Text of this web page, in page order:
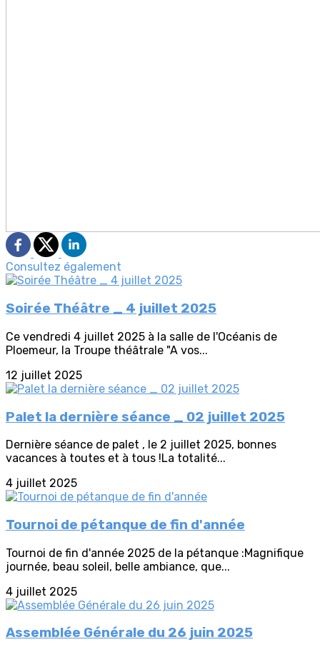
Consultez également
Soirée Théâtre _ 4 juillet 2025
Ce vendredi 4 juillet 2025 à la salle de l'Océanis de
Ploemeur, la Troupe théâtrale "A vos...
12 juillet 2025
Palet la dernière séance _ 02 juillet 2025
Dernière séance de palet , le 2 juillet 2025, bonnes
vacances à toutes et à tous !La totalité...
4 juillet 2025
Tournoi de pétanque de fin d'année
Tournoi de fin d'année 2025 de la pétanque :Magnifique
journée, beau soleil, belle ambiance, que...
4 juillet 2025
Assemblée Générale du 26 juin 2025